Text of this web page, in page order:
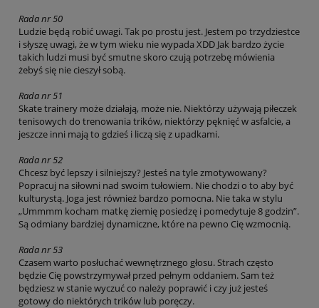
Rada nr 50
Ludzie będą robić uwagi. Tak po prostu jest. Jestem po trzydziestce
i słyszę uwagi, że w tym wieku nie wypada XDD Jak bardzo życie
takich ludzi musi być smutne skoro czują potrzebę mówienia
żebyś się nie cieszył sobą.
Rada nr 51
Skate trainery może działają, może nie. Niektórzy używają piłeczek
tenisowych do trenowania trików, niektórzy pęknięć w asfalcie, a
jeszcze inni mają to gdzieś i liczą się z upadkami.
Rada nr 52
Chcesz być lepszy i silniejszy? Jesteś na tyle zmotywowany?
Popracuj na siłowni nad swoim tułowiem. Nie chodzi o to aby być
kulturystą. Joga jest również bardzo pomocna. Nie taka w stylu
„Ummmm kocham matkę ziemię posiedzę i pomedytuje 8 godzin”.
Są odmiany bardziej dynamiczne, które na pewno Cię wzmocnią.
Rada nr 53
Czasem warto posłuchać wewnętrznego głosu. Strach często
będzie Cię powstrzymywał przed pełnym oddaniem. Sam też
będziesz w stanie wyczuć co należy poprawić i czy już jesteś
gotowy do niektórych trików lub poręczy.